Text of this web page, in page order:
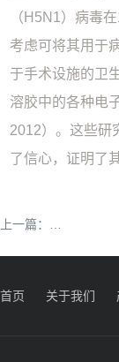
（H5N1）病毒
考虑可将其用于
于手术设施的卫
溶胶中的各种电
2012）。这些研
了信心，证明了
上一篇：秋季到了
首页 关于我们